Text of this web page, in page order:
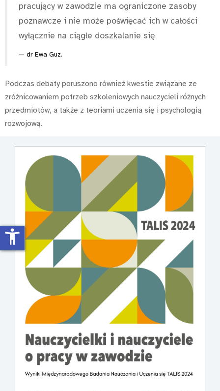
pracujący w zawodzie ma ograniczone zasoby
poznawcze i nie może poświęcać ich w całości
wyłącznie na ciągłe doszkalanie się
dr Ewa Guz.
Podczas debaty poruszono również kwestie związane ze
zróżnicowaniem potrzeb szkoleniowych nauczycieli różnych
przedmiotów, a także z teoriami uczenia się i psychologią
rozwojową.
accessibility_new